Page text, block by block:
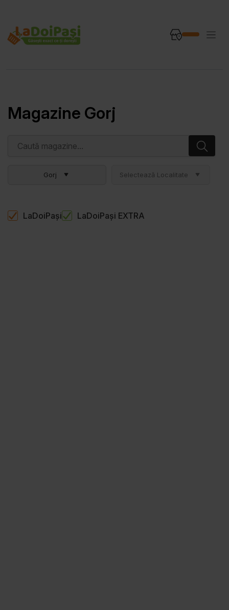
Magazine Gorj
Gorj Selectează Localitate
LaDoiPași LaDoiPași EXTRA